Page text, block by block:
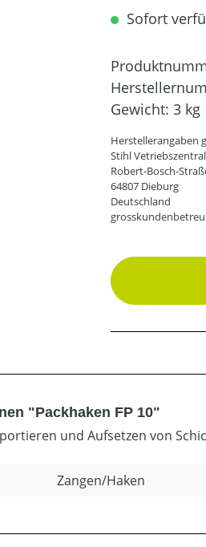
Sofort
Gewicht: 3 kg
Herstellerangaben
Stihl
Robert-Bosch-
64807 Dieburg
Deutschland
"Packhaken FP 10"
und Aufsetzen von
Zangen/Haken